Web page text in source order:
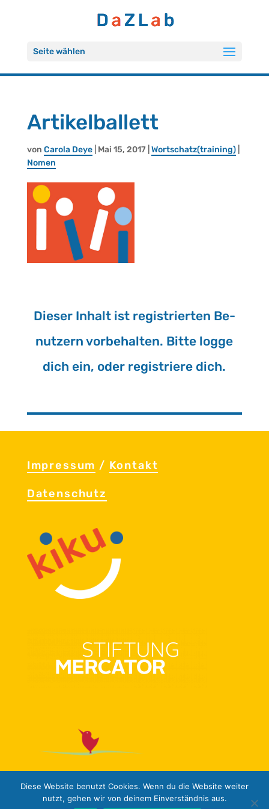
Seite wählen
Ar­ti­kel­bal­lett
von Ca­ro­la Deye| Mai 15, 2017 | Wort­schatz(trai­ning)|
Nomen
Die­ser In­halt ist re­gis­trier­ten Be­
nut­zern vor­be­hal­ten. Bitte logge
dich ein, oder re­gis­trie­re dich.
Im­pres­sum / Kon­takt
Da­ten­schutz
Diese Website benutzt Cookies. Wenn du die Website weiter
nutzt, gehen wir von deinem Einverständnis aus.